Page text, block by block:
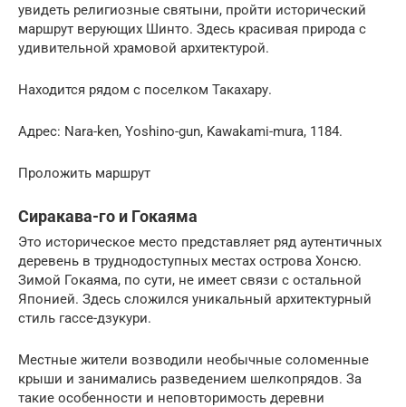
увидеть религиозные святыни, пройти исторический
маршрут верующих Шинто. Здесь красивая природа с
удивительной храмовой архитектурой.
Находится рядом с поселком Такахару.
Адрес: Nara-ken, Yoshino-gun, Kawakami-mura, 1184.
Проложить маршрут
Сиракава-го и Гокаяма
Это историческое место представляет ряд аутентичных
деревень в труднодоступных местах острова Хонсю.
Зимой Гокаяма, по сути, не имеет связи с остальной
Японией. Здесь сложился уникальный архитектурный
стиль гассе-дзукури.
Местные жители возводили необычные соломенные
крыши и занимались разведением шелкопрядов. За
такие особенности и неповторимость деревни